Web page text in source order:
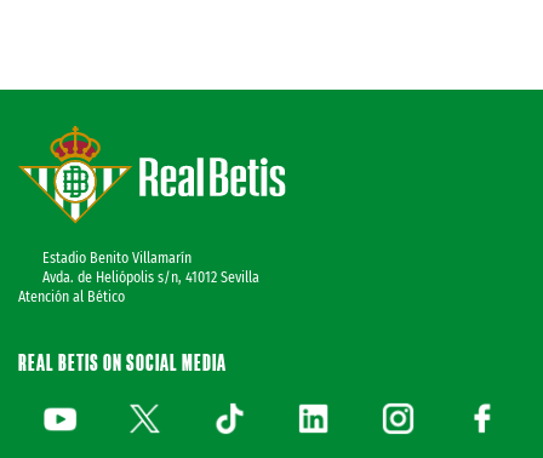
Estadio Benito Villamarín
Avda. de Heliópolis s/n, 41012 Sevilla
Atención al Bético
REAL BETIS ON SOCIAL MEDIA